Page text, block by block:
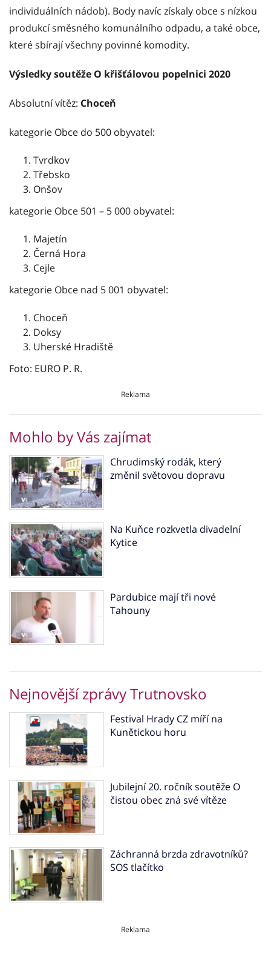
individuálních nádob). Body navíc získaly obce s nízkou
produkcí směsného komunálního odpadu, a také obce,
které sbírají všechny povinné komodity.
Výsledky soutěže O křišťálovou popelnici 2020
Absolutní vítěz: Choceň
kategorie Obce do 500 obyvatel:
Tvrdkov
Třebsko
Onšov
kategorie Obce 501 – 5 000 obyvatel:
Majetín
Černá Hora
Cejle
kategorie Obce nad 5 001 obyvatel:
Choceň
Doksy
Uherské Hradiště
Foto: EURO P. R.
Reklama
Mohlo by Vás zajímat
Chrudimský rodák, který
změnil světovou dopravu
Na Kuňce rozkvetla divadelní
Kytice
Pardubice mají tři nové
Tahouny
Nejnovější zprávy Trutnovsko
Festival Hrady CZ míří na
Kunětickou horu
Jubilejní 20. ročník soutěže O
čistou obec zná své vítěze
Záchranná brzda zdravotníků?
SOS tlačítko
Reklama